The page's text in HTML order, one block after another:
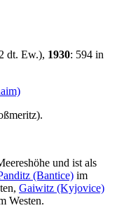
dt. Ew.), 1930: 594 in
und ist als
(Bantice) im
Gaiwitz (Kyjovice)
Westen.